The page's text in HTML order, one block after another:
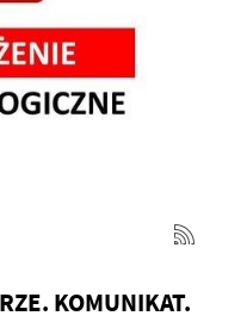
KOMUNIKAT.